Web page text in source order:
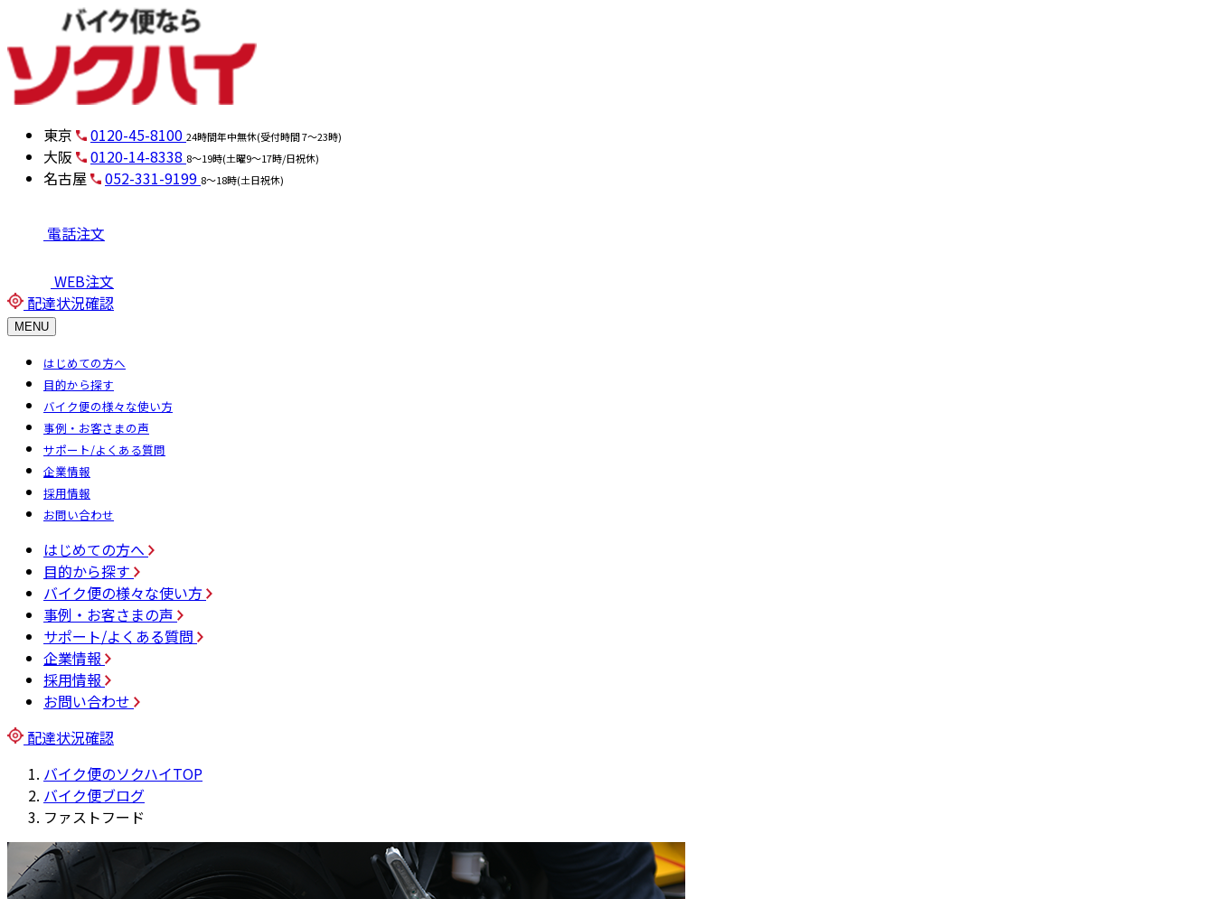
東京 0120-45-8100 24時間年中無休(受付時間 7～23時)
大阪 0120-14-8338 8～19時(土曜9～17時/日祝休)
名古屋 052-331-9199 8～18時(土日祝休)
電話注文
WEB注文
配達状況確認
MENU
はじめての方へ
目的から探す
バイク便の様々な使い方
事例・お客さまの声
サポート/よくある質問
企業情報
採用情報
お問い合わせ
はじめての方へ
目的から探す
バイク便の様々な使い方
事例・お客さまの声
サポート/よくある質問
企業情報
採用情報
お問い合わせ
配達状況確認
バイク便のソクハイTOP
バイク便ブログ
ファストフード